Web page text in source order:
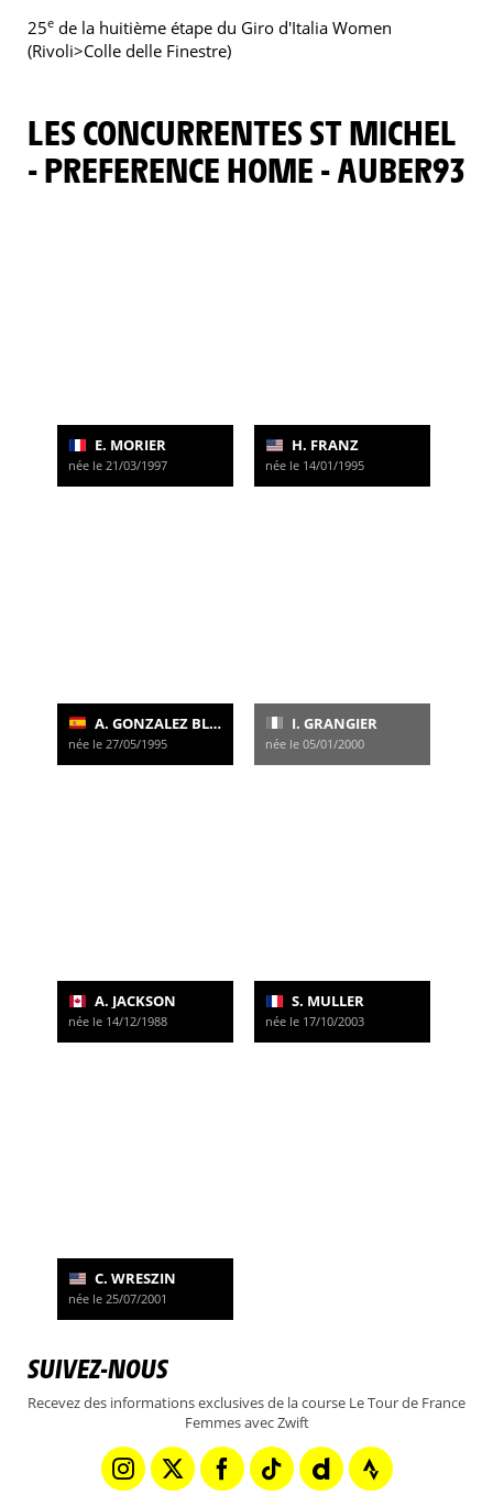
25e de la huitième étape du Giro d'Italia Women
(Rivoli>Colle delle Finestre)
LES CONCURRENTES ST MICHEL
- PREFERENCE HOME - AUBER93
E. MORIER
née le 21/03/1997
H. FRANZ
née le 14/01/1995
A. GONZALEZ BLANCO
née le 27/05/1995
I. GRANGIER
née le 05/01/2000
A. JACKSON
née le 14/12/1988
S. MULLER
née le 17/10/2003
C. WRESZIN
née le 25/07/2001
SUIVEZ-NOUS
Recevez des informations exclusives de la course Le Tour de France
Femmes avec Zwift